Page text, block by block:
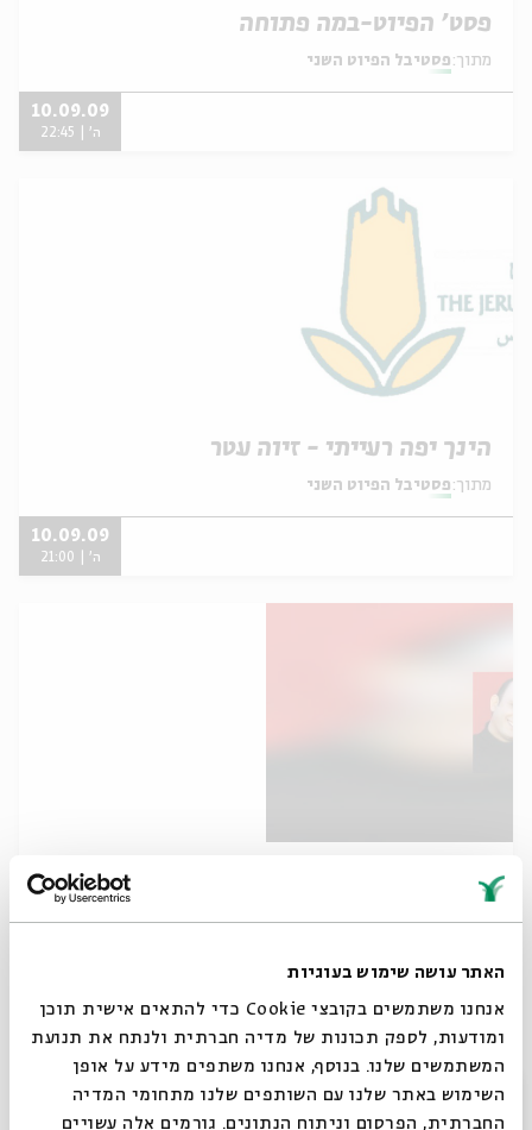
האתר עושה שימוש בעוגיות
אנחנו משתמשים בקובצי Cookie כדי להתאים אישית תוכן
ומודעות, לספק תכונות של מדיה חברתית ולנתח את תנועת
המשתמשים שלנו. בנוסף, אנחנו משתפים מידע על אופן
השימוש באתר שלנו עם השותפים שלנו מתחומי המדיה
החברתית, הפרסום וניתוח הנתונים. גורמים אלה עשויים
פסט' הפיוט-במה פתוחה
מתוך: פסטיבל הפיוט השני
10.09.09
ה' | 22:45
הינך יפה רעייתי - זיוה עטר
מתוך: פסטיבל הפיוט השני
10.09.09
ה' | 21:00
סגור